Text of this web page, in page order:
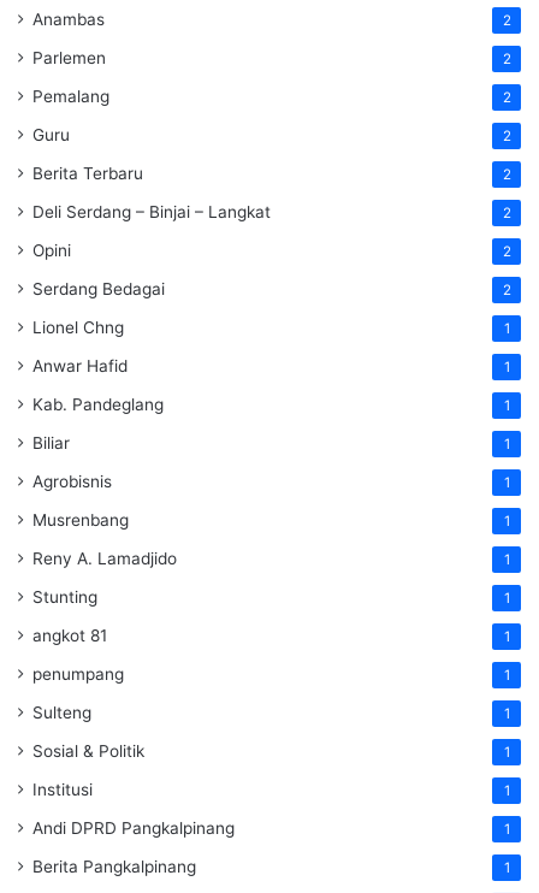
Anambas 2
Parlemen 2
Pemalang 2
Guru 2
Berita Terbaru 2
Deli Serdang – Binjai – Langkat 2
Opini 2
Serdang Bedagai 2
Lionel Chng 1
Anwar Hafid 1
Kab. Pandeglang 1
Biliar 1
Agrobisnis 1
Musrenbang 1
Reny A. Lamadjido 1
Stunting 1
angkot 81 1
penumpang 1
Sulteng 1
Sosial & Politik 1
Institusi 1
Andi DPRD Pangkalpinang 1
Berita Pangkalpinang 1